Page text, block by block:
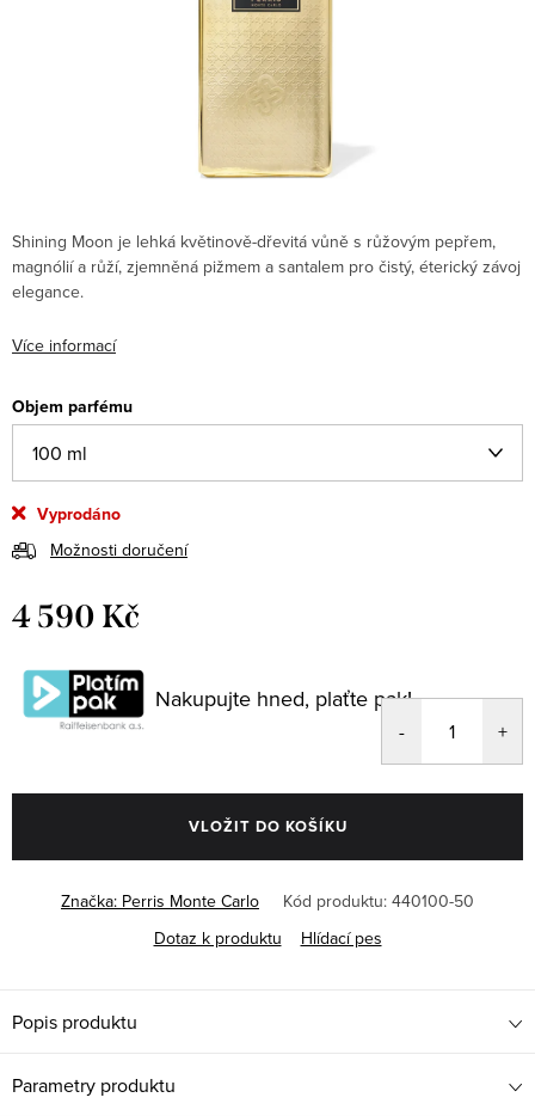
Shining Moon je lehká květinově-dřevitá vůně s růžovým pepřem,
magnólií a růží, zjemněná pižmem a santalem pro čistý, éterický závoj
elegance.
Více informací
Objem parfému
Vyprodáno
Možnosti doručení
4 590 Kč
cena:
Nakupujte hned, plaťte pak!
VLOŽIT DO KOŠÍKU
Značka: Perris Monte Carlo Kód produktu: 440100-50
Dotaz k produktu
Hlídací pes
Popis produktu
Parametry produktu